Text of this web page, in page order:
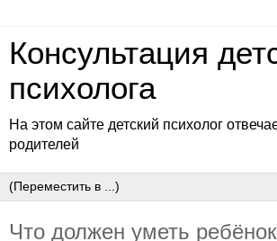
Консультация
психолога
На этом сайте детский психолог
родителей
Что должен уметь